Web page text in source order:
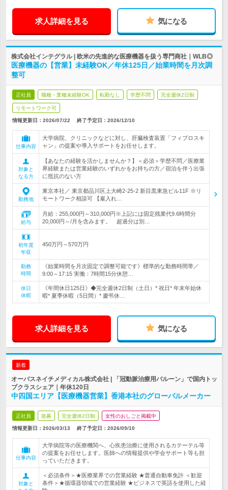
求人詳細を見る 気になる
株式会社インテグラル | 欧米の先進的な医療機器を扱う専門商社｜WLB◎
医療機器の【営業】未経験OK／年休125日／始業時間を月次調
整可
正社員 職種・業種未経験OK 転勤なし 学歴不問 完全週休2日制
リモートワーク可
情報更新日：2026/07/22 終了予定日： 2026/12/10
仕事内容
大学病院、クリニックなどに対し、肝臓検査装置「フィブロスキ
ャン」の提案や導入サポートをお任せします。
対象と
なる方
【あなたの経験を活かしませんか？】＜必須＞学歴不問／医療業
界経験または営業経験のいずれかをお持ちの方／宿泊を伴う出張
に抵抗のない方
勤務地
東京本社／ 東京都品川区上大崎2-25-2 新目黒東急ビル11F ※リ
モートワーク相談可 【雇入れ…
給与
月給：255,000円～310,000円※上記には固定残業代9.6時間分
20,000円～/月を含みます。 超過分は別…
初年度
年収
450万円～570万円
勤務
時間
《始業時間を月次固定で調整可能です》標準的な勤務時間帯／
9:00～17:15 実働：7時間15分休憩…
休日
休暇
《年間休日125日》◆完全週休2日制（土日）* 祝日* 年末年始休
暇* 夏季休暇（5日間）* 慶弔休…
求人詳細を見る 気になる
新着
オーバスネイチメディカル株式会社 | 「冠動脈治療用バルーン」で国内トッ
プクラスシェア｜年休120日
中四国エリア【医療機器営業】香港本社のグローバルメーカー
正社員 急募 完全週休2日制 女性のおしごと掲載中
情報更新日：2026/03/13 終了予定日： 2026/09/10
仕事内容
大学病院等の医療機関へ、心疾患治療に使用されるカテーテル等
の提案をお任せします。医師への情報提供や学会サポート等も担
っていただきます。
対象と
＜必須条件＞★医療業界での営業経験 ★普通自動車免許 ＜歓迎
条件＞★循環器領域での営業経験 ★ビジネスで英語を使用した経